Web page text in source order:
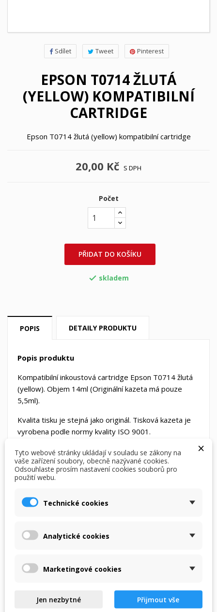
Sdílet Tweet Pinterest
EPSON T0714 ŽLUTÁ
(YELLOW) KOMPATIBILNÍ
CARTRIDGE
Epson T0714 žlutá (yellow) kompatibilní cartridge
20,00 Kč S DPH
Počet
PŘIDAT DO KOŠÍKU
 skladem
POPIS DETAILY PRODUKTU
Popis produktu
Kompatibilní inkoustová cartridge Epson T0714 žlutá
(yellow). Objem 14ml (Originální kazeta má pouze
5,5ml).
Kvalita tisku je stejná jako originál. Tisková kazeta je
vyrobena podle normy kvality ISO 9001.
Určeno pro tiskárny
Epson T0714 žlutá (yellow) kompatibilní cartridge -
seznam tiskáren:
Epson Stylus D78
Epson Stylus DX4000
Epson Stylus DX4450
Epson Stylus DX6000
×
Tyto webové stránky ukládají v souladu se zákony na
vaše zařízení soubory, obecně nazývané cookies.
Odsouhlaste prosím nastavení cookies souborů pro
použití webu.
Technické cookies
Analytické cookies
Marketingové cookies
Jen nezbytné
Přijmout vše